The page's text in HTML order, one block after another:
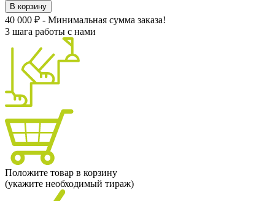
В корзину
40 000 ₽ - Минимальная сумма заказа!
3 шага работы с нами
Положите товар в корзину
(укажите необходимый тираж)